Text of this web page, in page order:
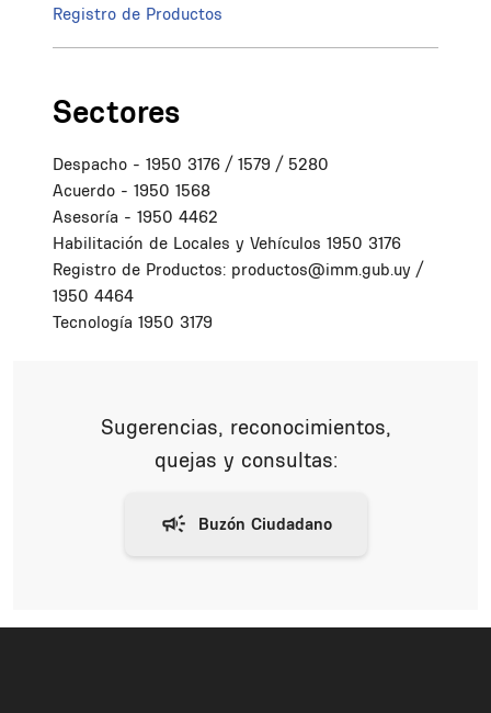
Registro de Productos
Sectores
Despacho - 1950 3176 / 1579 / 5280
Acuerdo - 1950 1568
Asesoría - 1950 4462
Habilitación de Locales y Vehículos 1950 3176
Registro de Productos: productos@imm.gub.uy /
1950 4464
Tecnología 1950 3179
Sugerencias, reconocimientos,
quejas y consultas: